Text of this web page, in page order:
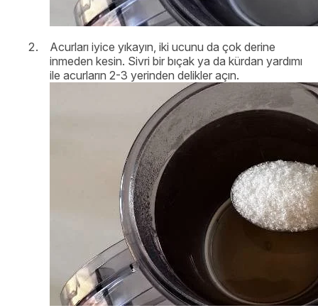
Acurları iyice yıkayın, iki ucunu da çok derine
inmeden kesin. Sivri bir bıçak ya da kürdan yardımı
ile acurların 2-3 yerinden delikler açın.